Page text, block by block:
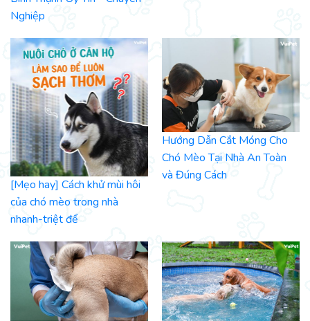
Nghiệp
[Mẹo hay] Cách khử mùi hôi
của chó mèo trong nhà
nhanh-triệt để
Hướng Dẫn Cắt Móng Cho
Chó Mèo Tại Nhà An Toàn
và Đúng Cách